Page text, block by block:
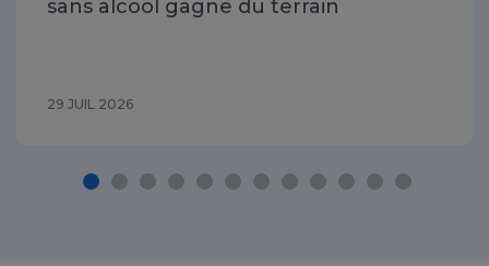
sans alcool gagne du terrain
29 JUIL 2026